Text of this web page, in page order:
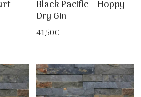
Black Pacific – Hoppy
Dry Gin
41,50€